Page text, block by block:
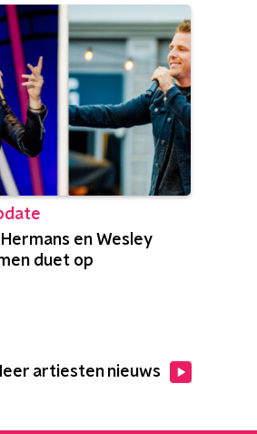
Hermans en Wesley
duet op
artiesten nieuws